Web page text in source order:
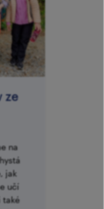
ze
na
jak
učí
také